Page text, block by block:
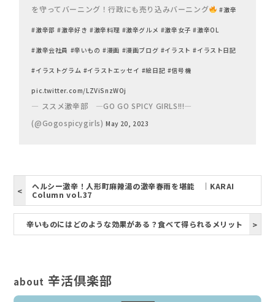
を守ってバーニング！行政にも売り込みバーニング
#激辛
#激辛部 #激辛好き #激辛料理 #激辛グルメ #激辛女子 #激辛OL
#激辛会社員 #辛いもの #漫画 #漫画ブログ #イラスト #イラスト日記
#イラストグラム #イラストエッセイ #絵日記 #信号機
pic.twitter.com/LZViSnzWOj
— ススメ激辛部 —GO GO SPICY GIRLS!!!—
(@Gogospicygirls)May 20, 2023
ヘルシー激辛！人形町麻辣湯の激辛春雨を堪能 ｜KARAI
Column vol.37
辛いものにはどのような効果がある？食べて得られるメリット
about 辛活倶楽部